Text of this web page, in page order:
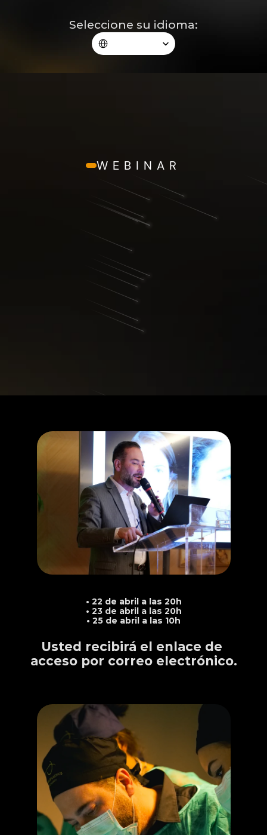
Seleccione su idioma:
Select Language
WEBINAR
LA REVOLUCIÓN DE LA
BLEFAROPLASTIA
¡INSCRIPCIÓN
COMPLETADA!
Su cupo en el webinario La
Revolución de la
Blefaroplastia está
ANOTE EN LA AGENDA
• 22 de abril a las 20h
• 23 de abril a las 20h
• 25 de abril a las 10h
Usted recibirá el enlace de
acceso por correo electrónico.